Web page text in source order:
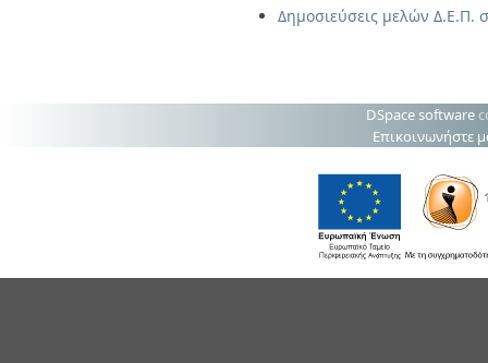
Δημοσιεύσεις μελών Δ.Ε.Π.
DSpace software
Επικοινωνήστε